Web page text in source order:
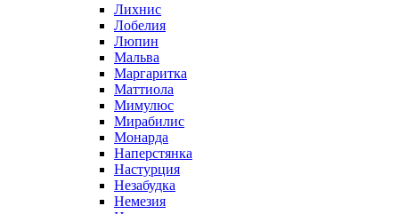
Лихнис
Лобелия
Люпин
Мальва
Маргаритка
Маттиола
Мимулюс
Мирабилис
Монарда
Наперстянка
Настурция
Незабудка
Немезия